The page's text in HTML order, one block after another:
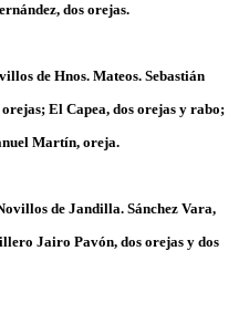
dos orejas.
de Hnos. Mateos. Sebastián
El Capea, dos orejas y rabo;
Martín, oreja.
de Jandilla. Sánchez Vara,
Jairo Pavón, dos orejas y dos